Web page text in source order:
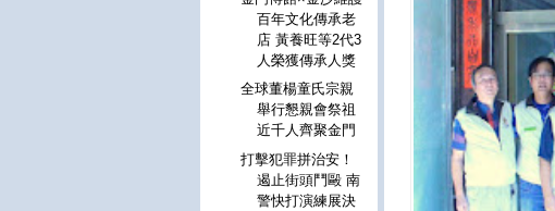
百年文化傳承老
店 黃養旺等2代3
人榮獲傳承人獎
全球董楊童氏宗親
舉行懇親會祭祖
近千人齊聚金門
打擊犯罪拼治安！
遏止街頭鬥毆 南
警快打演練展決